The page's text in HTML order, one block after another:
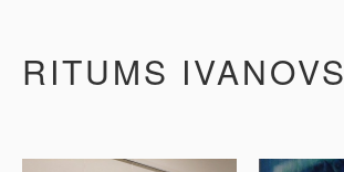
RITUMS IVANOVS